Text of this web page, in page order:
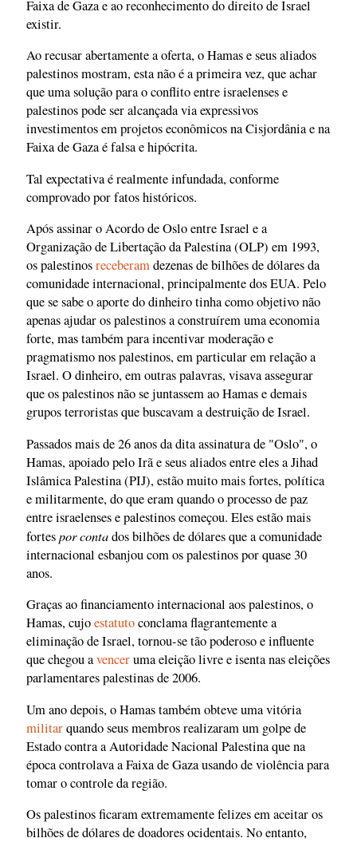
Faixa de Gaza e ao reconhecimento do direito de Israel
existir.
Ao recusar abertamente a oferta, o Hamas e seus aliados
palestinos mostram, esta não é a primeira vez, que achar
que uma solução para o conflito entre israelenses e
palestinos pode ser alcançada via expressivos
investimentos em projetos econômicos na Cisjordânia e na
Faixa de Gaza é falsa e hipócrita.
Tal expectativa é realmente infundada, conforme
comprovado por fatos históricos.
Após assinar o Acordo de Oslo entre Israel e a
Organização de Libertação da Palestina (OLP) em 1993,
os palestinosreceberamdezenas de bilhões de dólares da
comunidade internacional, principalmente dos EUA. Pelo
que se sabe o aporte do dinheiro tinha como objetivo não
apenas ajudar os palestinos a construírem uma economia
forte, mas também para incentivar moderação e
pragmatismo nos palestinos, em particular em relação a
Israel. O dinheiro, em outras palavras, visava assegurar
que os palestinos não se juntassem ao Hamas e demais
grupos terroristas que buscavam a destruição de Israel.
Passados mais de 26 anos da dita assinatura de "Oslo", o
Hamas, apoiado pelo Irã e seus aliados entre eles a Jihad
Islâmica Palestina (PIJ), estão muito mais fortes, política
e militarmente, do que eram quando o processo de paz
entre israelenses e palestinos começou. Eles estão mais
fortespor contados bilhões de dólares que a comunidade
internacional esbanjou com os palestinos por quase 30
anos.
Graças ao financiamento internacional aos palestinos, o
Hamas, cujoestatutoconclama flagrantemente a
eliminação de Israel, tornou-se tão poderoso e influente
que chegou avenceruma eleição livre e isenta nas eleições
parlamentares palestinas de 2006.
Um ano depois, o Hamas também obteve uma vitória
militarquando seus membros realizaram um golpe de
Estado contra a Autoridade Nacional Palestina que na
época controlava a Faixa de Gaza usando de violência para
tomar o controle da região.
Os palestinos ficaram extremamente felizes em aceitar os
bilhões de dólares de doadores ocidentais. No entanto,